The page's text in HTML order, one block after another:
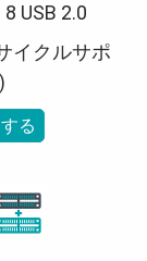
USB 2.0
イクルサポ
る